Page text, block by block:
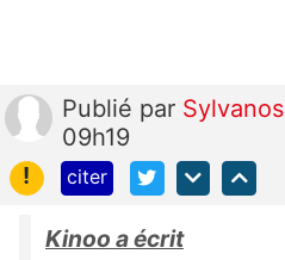
Publié par Sylvanos
09h19
!
citer
Kinoo a écrit